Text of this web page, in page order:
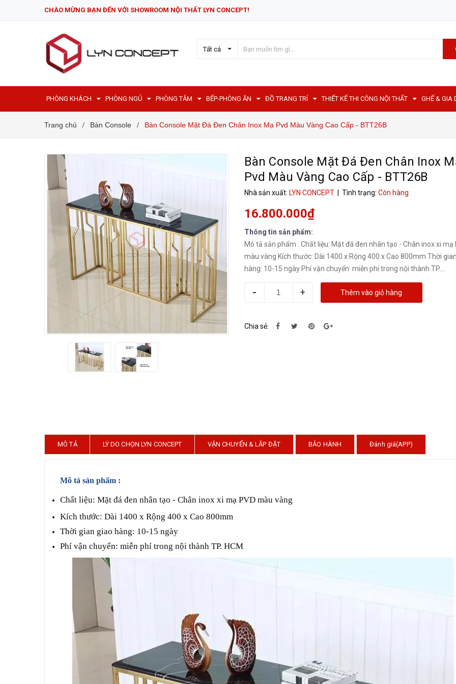
CHÀO MỪNG BẠN ĐẾN VỚI SHOWROOM NỘI THẤT LYN CONCEPT!
Tất cả
PHÒNG KHÁCH PHÒNG NGỦ PHÒNG TẮM BẾP-PHÒNG ĂN ĐỒ TRANG TRÍ THIẾT KẾ THI CÔNG NỘI THẤT GHẾ & GIA
Trang chủ / Bàn Console / Bàn Console Mặt Đá Đen Chân Inox Mạ Pvd Màu Vàng Cao Cấp - BTT26B
Bàn Console Mặt Đá Đen Chân Inox
Pvd Màu Vàng Cao Cấp - BTT26B
Nhà sản xuất: LYN CONCEPT | Tình trạng: Còn hàng
16.800.000₫
Thông tin sản phẩm:
Mô tả sản phẩm : Chất liệu: Mặt đá đen nhân tạo - Chân inox xi mạ PVD
màu vàng Kích thước: Dài 1400 x Rộng 400 x Cao 800mm Thời
hàng: 10-15 ngày Phí vận chuyển: miễn phí trong nội thành TP....
- + Thêm vào giỏ hàng
Chia sẻ:
MÔ TẢ LÝ DO CHỌN LYN CONCEPT VẬN CHUYỂN & LẮP ĐẶT BẢO HÀNH Đánh giá(APP)
Mô tả sản phẩm :
Chất liệu: Mặt đá đen nhân tạo - Chân inox xi mạ PVD màu vàng
Kích thước: Dài 1400 x Rộng 400 x Cao 800mm
Thời gian giao hàng: 10-15 ngày
Phí vận chuyển: miễn phí trong nội thành TP. HCM